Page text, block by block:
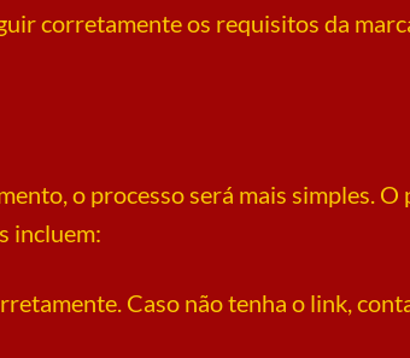
corretamente os requisitos da
o processo será mais simples. O
incluem:
Caso não tenha o link,